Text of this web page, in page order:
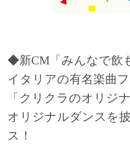
◆新CM「みんなで飲
イタリアの有名楽曲
「クリクラのオリジ
オリジナルダンスを
ス！